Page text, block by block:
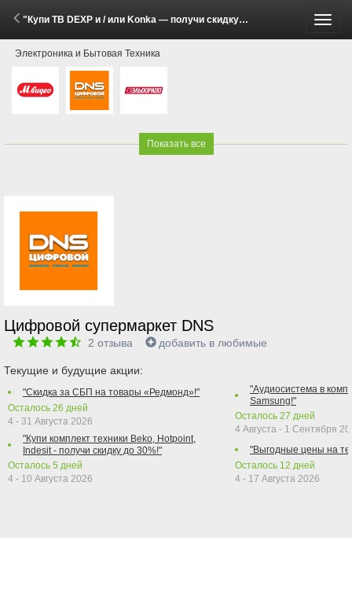
"Купи ТВ DEXP и / или Konka — получи скидку на Яндекс Плюс, WINK, ИВИ или KION+Premium на 12 мес." (2 Марта - 30 Июня 2026)
Электроника и Бытовая Техника
Показать все
Цифровой супермаркет DNS
2 отзыва добавить в любимые
Текущие и будущие акции:
"Скидка за СБП на товары «Редмонд»!"
Осталось 26 дней
4 - 31 Августа 2026
"Купи комплект техники Beko, Hotpoint,
Indesit - получи скидку до 30%!"
Осталось 5 дней
4 - 10 Августа 2026
"Аудиосистема в
Samsung!"
Осталось 27 дней
4 Августа - 1 Сентября
"Выгодные цены на
Осталось 12 дней
4 - 17 Августа 2026